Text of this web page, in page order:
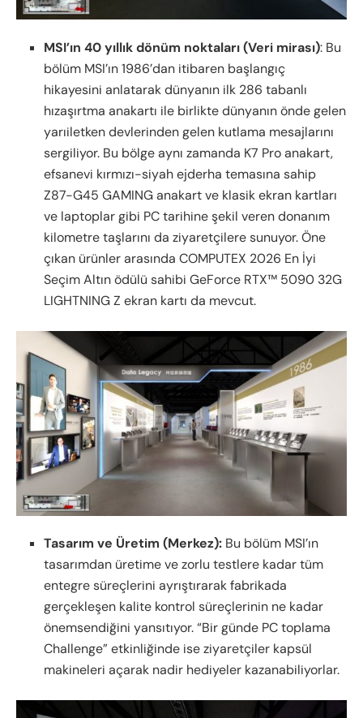
MSI’ın 40 yıllık dönüm noktaları (Veri mirası): Bu
bölüm MSI’ın 1986’dan itibaren başlangıç
hikayesini anlatarak dünyanın ilk 286 tabanlı
hızaşırtma anakartı ile birlikte dünyanın önde gelen
yarıiletken devlerinden gelen kutlama mesajlarını
sergiliyor. Bu bölge aynı zamanda K7 Pro anakart,
efsanevi kırmızı-siyah ejderha temasına sahip
Z87-G45 GAMING anakart ve klasik ekran kartları
ve laptoplar gibi PC tarihine şekil veren donanım
kilometre taşlarını da ziyaretçilere sunuyor. Öne
çıkan ürünler arasında COMPUTEX 2026 En İyi
Seçim Altın ödülü sahibi GeForce RTX™ 5090 32G
LIGHTNING Z ekran kartı da mevcut.
Tasarım ve Üretim (Merkez): Bu bölüm MSI’ın
tasarımdan üretime ve zorlu testlere kadar tüm
entegre süreçlerini ayrıştırarak fabrikada
gerçekleşen kalite kontrol süreçlerinin ne kadar
önemsendiğini yansıtıyor. “Bir günde PC toplama
Challenge” etkinliğinde ise ziyaretçiler kapsül
makineleri açarak nadir hediyeler kazanabiliyorlar.